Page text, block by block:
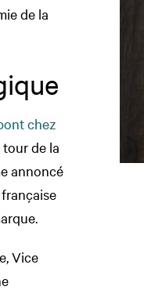
de la
chez
tour de la
annoncé
Vice